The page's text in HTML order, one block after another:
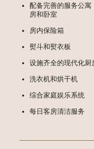
配备完善的服务公
房和卧室
房内保险箱
熨斗和熨衣板
设施齐全的现代化厨
洗衣机和烘干机
综合家庭娱乐系统
每日客房清洁服务